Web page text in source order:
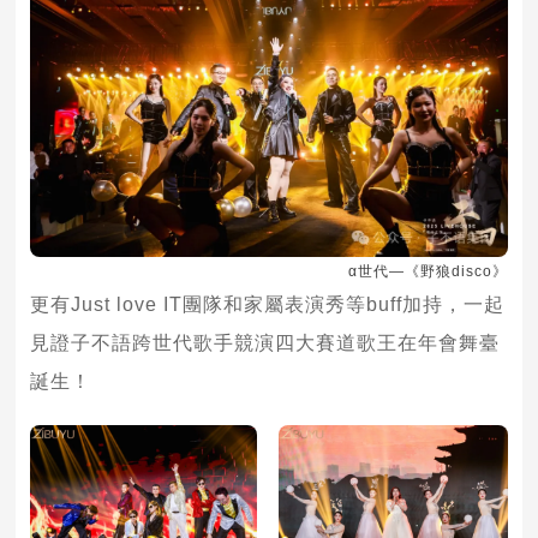
α世代—《野狼disco》
更有Just love IT團隊和家屬表演秀等buff加持，一起
見證子不語跨世代歌手競演四大賽道歌王在年會舞臺
誕生！